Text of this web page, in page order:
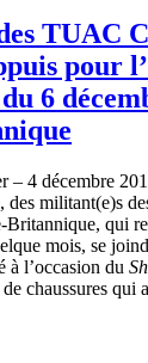
TUAC
pour
6
– 4 décembre
des militant(e)s
Britannique, qui
mois, se
à l’occasion du
chaussures qui